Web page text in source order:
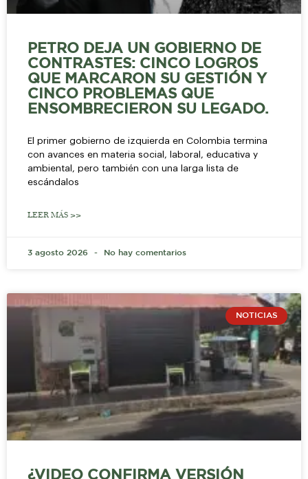
PETRO DEJA UN GOBIERNO DE
CONTRASTES: CINCO LOGROS
QUE MARCARON SU GESTIÓN Y
CINCO PROBLEMAS QUE
ENSOMBRECIERON SU LEGADO.
El primer gobierno de izquierda en Colombia termina
con avances en materia social, laboral, educativa y
ambiental, pero también con una larga lista de
escándalos
LEER MÁS >>
3 agosto 2026 No hay comentarios
NOTICIAS
¿VIDEO CONFIRMA VERSIÓN